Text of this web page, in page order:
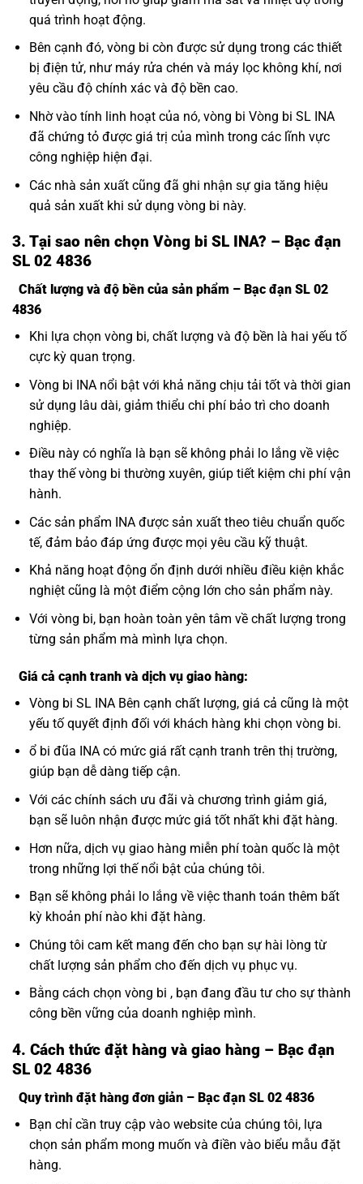
quá trình hoạt động.
Bên cạnh đó, vòng bi còn được sử dụng trong các thiết
bị điện tử, như máy rửa chén và máy lọc không khí, nơi
yêu cầu độ chính xác và độ bền cao.
Nhờ vào tính linh hoạt của nó, vòng bi Vòng bi SL INA
đã chứng tỏ được giá trị của mình trong các lĩnh vực
công nghiệp hiện đại.
Các nhà sản xuất cũng đã ghi nhận sự gia tăng hiệu
quả sản xuất khi sử dụng vòng bi này.
3. Tại sao nên chọn Vòng bi SL INA? – Bạc đạn
SL 02 4836
Chất lượng và độ bền của sản phẩm – Bạc đạn SL 02
4836
Khi lựa chọn vòng bi, chất lượng và độ bền là hai yếu tố
cực kỳ quan trọng.
Vòng bi INA nổi bật với khả năng chịu tải tốt và thời gian
sử dụng lâu dài, giảm thiểu chi phí bảo trì cho doanh
nghiệp.
Điều này có nghĩa là bạn sẽ không phải lo lắng về việc
thay thế vòng bi thường xuyên, giúp tiết kiệm chi phí vận
hành.
Các sản phẩm INA được sản xuất theo tiêu chuẩn quốc
tế, đảm bảo đáp ứng được mọi yêu cầu kỹ thuật.
Khả năng hoạt động ổn định dưới nhiều điều kiện khắc
nghiệt cũng là một điểm cộng lớn cho sản phẩm này.
Với vòng bi, bạn hoàn toàn yên tâm về chất lượng trong
từng sản phẩm mà mình lựa chọn.
Giá cả cạnh tranh và dịch vụ giao hàng:
Vòng bi SL INA Bên cạnh chất lượng, giá cả cũng là một
yếu tố quyết định đối với khách hàng khi chọn vòng bi.
ổ bi đũa INA có mức giá rất cạnh tranh trên thị trường,
giúp bạn dễ dàng tiếp cận.
Với các chính sách ưu đãi và chương trình giảm giá,
bạn sẽ luôn nhận được mức giá tốt nhất khi đặt hàng.
Hơn nữa, dịch vụ giao hàng miễn phí toàn quốc là một
trong những lợi thế nổi bật của chúng tôi.
Bạn sẽ không phải lo lắng về việc thanh toán thêm bất
kỳ khoản phí nào khi đặt hàng.
Chúng tôi cam kết mang đến cho bạn sự hài lòng từ
chất lượng sản phẩm cho đến dịch vụ phục vụ.
Bằng cách chọn vòng bi , bạn đang đầu tư cho sự thành
công bền vững của doanh nghiệp mình.
4. Cách thức đặt hàng và giao hàng – Bạc đạn
SL 02 4836
Quy trình đặt hàng đơn giản – Bạc đạn SL 02 4836
Bạn chỉ cần truy cập vào website của chúng tôi, lựa
chọn sản phẩm mong muốn và điền vào biểu mẫu đặt
hàng.